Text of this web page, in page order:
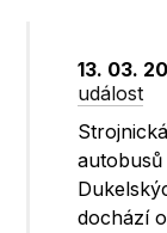
13. 03.
událost
dochází